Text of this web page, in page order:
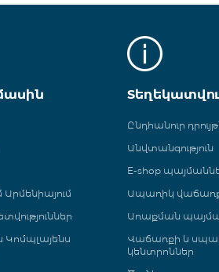
Ընդհանուր
Անվտանգություն
E-shop
Ապառիկ
Առաքման
Վաճառքի և
կենտրոններ